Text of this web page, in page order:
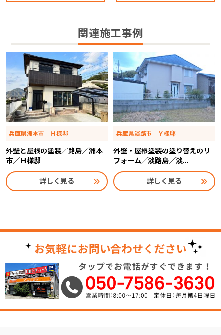
関連施工事例
兵庫県洲本市 Ｈ様邸
外壁と屋根の塗装／路島／洲本
市／Ｈ様邸
詳しく見る
兵庫県淡路市 Ｙ様邸
外壁・屋根塗装の塗り替えのリ
フォーム／淡路島／淡...
詳しく見る